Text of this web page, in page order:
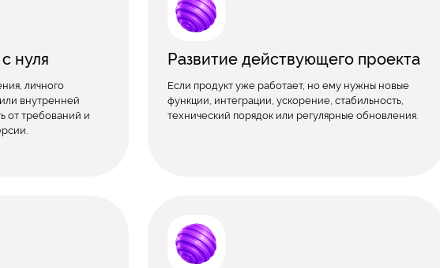
нуля
личного
внутренней
от требований и
Развитие действующего проекта
Если продукт уже работает, но ему нужны новые
функции, интеграции, ускорение, стабильность,
технический порядок или регулярные обновления.